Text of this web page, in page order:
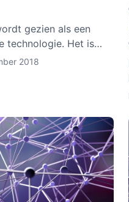
gezien als een
technologie. Het is
en de verwachting
2018